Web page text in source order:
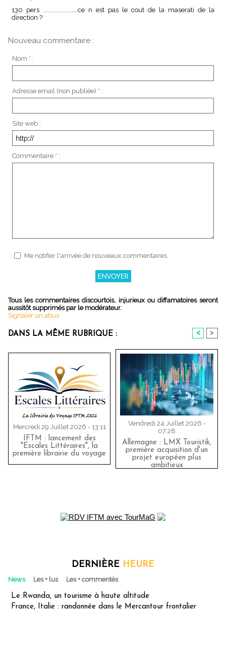
130 pers .......................ce n est pas le cout de la maserati de la
direction ?
Nouveau commentaire :
Nom * :
Adresse email (non publiée) * :
Site web :
Commentaire * :
Me notifier l'arrivée de nouveaux commentaires
Tous les commentaires discourtois, injurieux ou diffamatoires seront
aussitôt supprimés par le modérateur.
Signaler un abus
DANS LA MÊME RUBRIQUE : < >
Mercredi 29 Juillet 2026 - 13:11
IFTM : lancement des
"Escales Littéraires", la
première librairie du voyage
Vendredi 24 Juillet 2026 -
07:28
Allemagne : LMX Touristik,
première acquisition d'un
projet européen plus
ambitieux
DERNIÈRE HEURE
News Les + lus Les + commentés
Le Rwanda, un tourisme à haute altitude
France, Italie : randonnée dans le Mercantour frontalier